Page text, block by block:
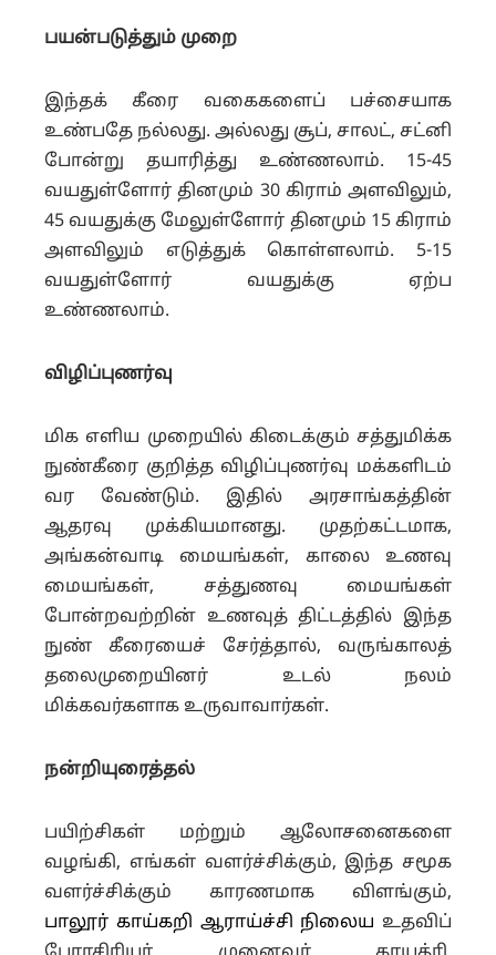
பயன்படுத்தும் முறை
இந்தக் கீரை வகைகளைப் பச்சையாக
உண்பதே நல்லது. அல்லது சூப், சாலட், சட்னி
போன்று தயாரித்து உண்ணலாம். 15-45
வயதுள்ளோர் தினமும் 30 கிராம் அளவிலும்,
45 வயதுக்கு மேலுள்ளோர் தினமும் 15 கிராம்
அளவிலும் எடுத்துக் கொள்ளலாம். 5-15
வயதுள்ளோர் வயதுக்கு ஏற்ப
உண்ணலாம்.
விழிப்புணர்வு
மிக எளிய முறையில் கிடைக்கும் சத்துமிக்க
நுண்கீரை குறித்த விழிப்புணர்வு மக்களிடம்
வர வேண்டும். இதில் அரசாங்கத்தின்
ஆதரவு முக்கியமானது. முதற்கட்டமாக,
அங்கன்வாடி மையங்கள், காலை உணவு
மையங்கள், சத்துணவு மையங்கள்
போன்றவற்றின் உணவுத் திட்டத்தில் இந்த
நுண் கீரையைச் சேர்த்தால், வருங்காலத்
தலைமுறையினர் உடல் நலம்
மிக்கவர்களாக உருவாவார்கள்.
நன்றியுரைத்தல்
பயிற்சிகள் மற்றும் ஆலோசனைகளை
வழங்கி, எங்கள் வளர்ச்சிக்கும், இந்த சமூக
வளர்ச்சிக்கும் காரணமாக விளங்கும்,
பாலூர் காய்கறி ஆராய்ச்சி நிலைய உதவிப்